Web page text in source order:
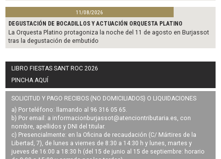
11/08/2026
DEGUSTACIÓN DE BOCADILLOS Y ACTUACIÓN ORQUESTA PLATINO
La Orquesta Platino protagoniza la noche del 11 de agosto en Burjassot
tras la degustación de embutido
LIBRO FIESTAS SANT ROC 2026
PINCHA AQUÍ
SOLICITUD Y PAGO RECIBOS (NO DOMICILIADOS) O LIQUIDACIONES
a) Por teléfono: llamando al 96 316 05 65.
b) Por email: a informacionburjassot@atenciontributaria.es, con
nombre, apellidos y DNI del titular.
c) Presencialmente: en la Oficina de recaudación (C/ Mártires de la
Libertad, 7), de lunes a viernes de 8:30 a 14:30 h y lunes, martes y
jueves de 16:00 a 18:30 h (del 15 de junio al 15 de septiembre: horario